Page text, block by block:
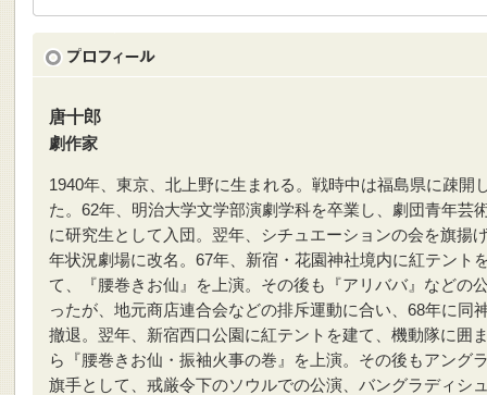
唐十郎
劇作家
1940年、東京、北上野に生まれる。戦時中は福島県に疎開
た。62年、明治大学文学部演劇学科を卒業し、劇団青年芸
に研究生として入団。翌年、シチュエーションの会を旗揚
年状況劇場に改名。67年、新宿・花園神社境内に紅テント
て、『腰巻きお仙』を上演。その後も『アリババ』などの
ったが、地元商店連合会などの排斥運動に合い、68年に同
撤退。翌年、新宿西口公園に紅テントを建て、機動隊に囲
ら『腰巻きお仙・振袖火事の巻』を上演。その後もアング
旗手として、戒厳令下のソウルでの公演、バングラディシ